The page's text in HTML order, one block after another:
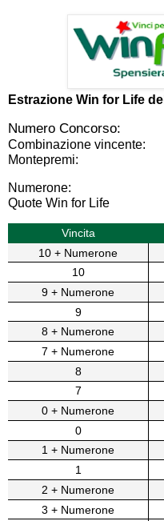
Estrazione Win for Life del
Numero Concorso:
Combinazione vincente:
Montepremi:
Numerone:
Quote Win for Life
Vincita
10 + Numerone
10
9 + Numerone
9
8 + Numerone
7 + Numerone
8
7
0 + Numerone
0
1 + Numerone
1
2 + Numerone
3 + Numerone